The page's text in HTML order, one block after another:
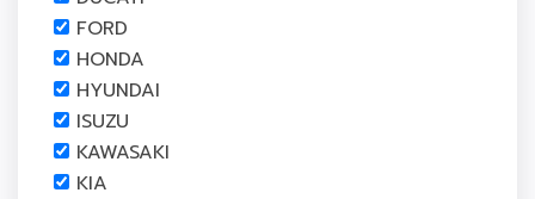
FORD
HONDA
HYUNDAI
ISUZU
KAWASAKI
KIA